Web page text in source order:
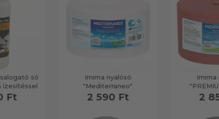
só
ízesítéssel
Ft
Imima nyalósó
"Mediterraneo"
2 590 Ft
Imima
2